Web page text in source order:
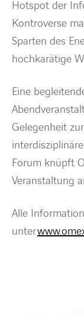
Hotspot der
Kontroverse
Sparten des
hochkarätige
Eine
Gelegenheit
Forum knüpft
Veranstaltung
Alle
unter